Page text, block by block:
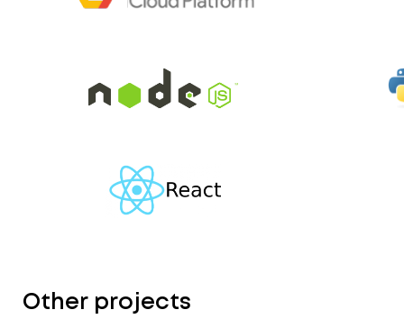
Other projects